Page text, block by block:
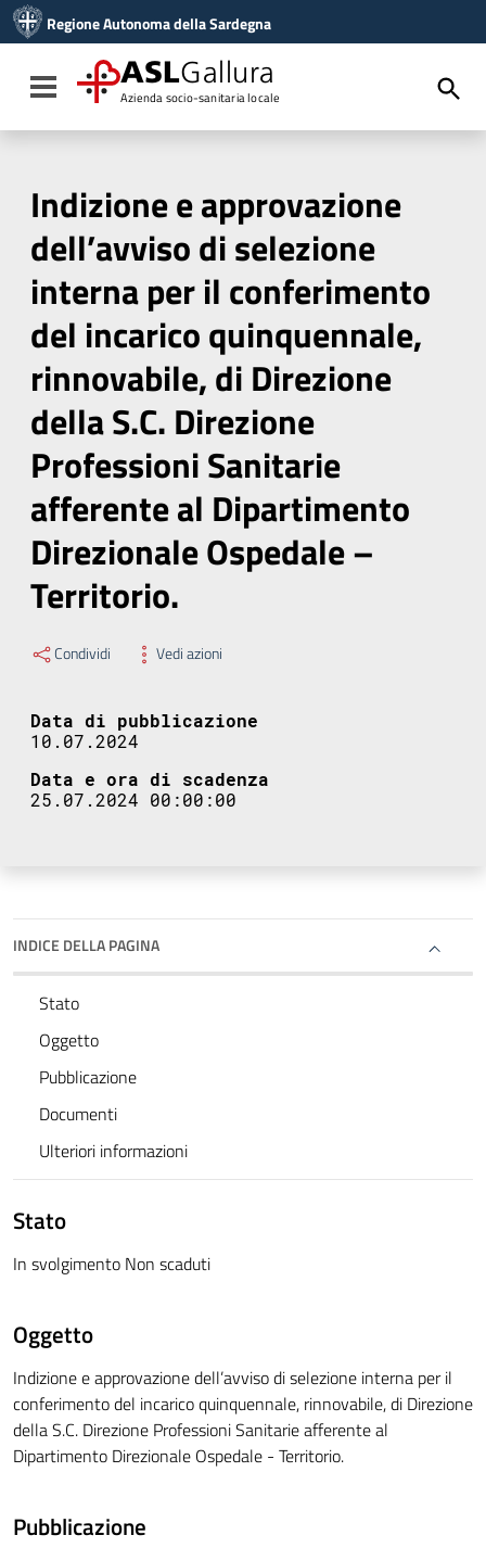
Vai al menu di navigazione
Vai al footer
Regione Autonoma della Sardegna
Toggle navigation
ASLGallura
Azienda socio-sanitaria locale
Indizione e approvazione
dell’avviso di selezione
interna per il conferimento
del incarico quinquennale,
rinnovabile, di Direzione
della S.C. Direzione
Professioni Sanitarie
afferente al Dipartimento
Direzionale Ospedale –
Territorio.
Condividi Vedi azioni
Data di pubblicazione
10.07.2024
Data e ora di scadenza
25.07.2024 00:00:00
INDICE DELLA PAGINA
Stato
Oggetto
Pubblicazione
Documenti
Ulteriori informazioni
Stato
In svolgimento Non scaduti
Oggetto
Indizione e approvazione dell’avviso di selezione interna per il
conferimento del incarico quinquennale, rinnovabile, di Direzione
della S.C. Direzione Professioni Sanitarie afferente al
Dipartimento Direzionale Ospedale - Territorio.
Pubblicazione